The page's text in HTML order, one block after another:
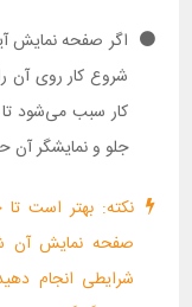
شروع کار روی آن
کار سبب می‌شود
جلو و نمایشگر
صفحه نمایش آن
شرایطی انجام